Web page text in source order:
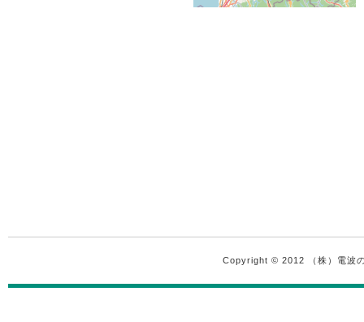
Copyright © 2012 （株）電波